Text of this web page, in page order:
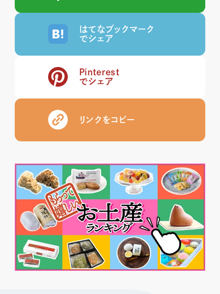
はてなブックマーク
でシェア
Pinterest
でシェア
リンクをコピー